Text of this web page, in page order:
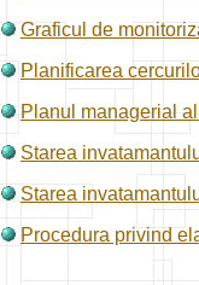
Graficul de
Planificarea
Planul managerial
Starea
Starea
Procedura privind